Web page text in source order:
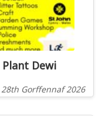
Dewi
28th Gorffennaf 2026